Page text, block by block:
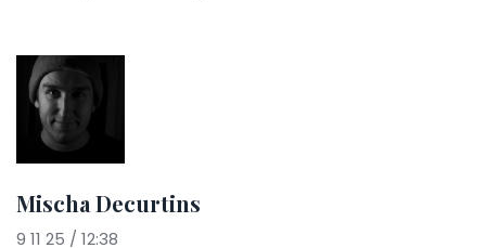
Mischa Decurtins
9 11 25 / 12:38